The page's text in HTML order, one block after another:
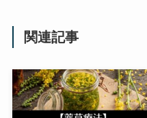
関連記事